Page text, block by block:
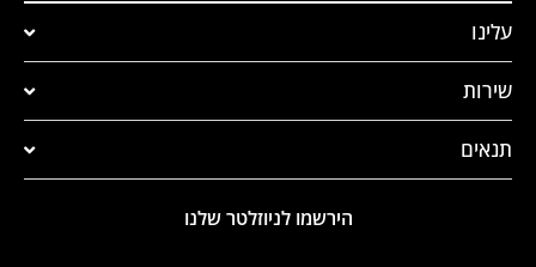
עלינו
שירות
תנאים
הירשמו לניוזלטר שלנו